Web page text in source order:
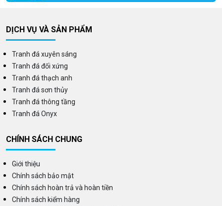
Địa chỉ: Km2 Phan Trọng Tuệ, Huỳnh Cung, Thanh
Tổng đài: 0335.120.296
DỊCH VỤ VÀ SẢN PHẨM
Tranh đá xuyên sáng
Tranh đá đối xứng
Tranh đá thạch anh
Tranh đá sơn thủy
Tranh đá thông tầng
Tranh đá Onyx
CHÍNH SÁCH CHUNG
Giới thiệu
Chính sách bảo mật
Chính sách hoàn trả và hoàn tiền
Chính sách kiểm hàng